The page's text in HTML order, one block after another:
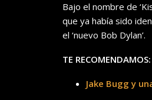
Bajo el nombre de
que ya había sido
el ‘nuevo Bob Dylan’.
TE RECOMENDAMOS:
Jake Bugg y